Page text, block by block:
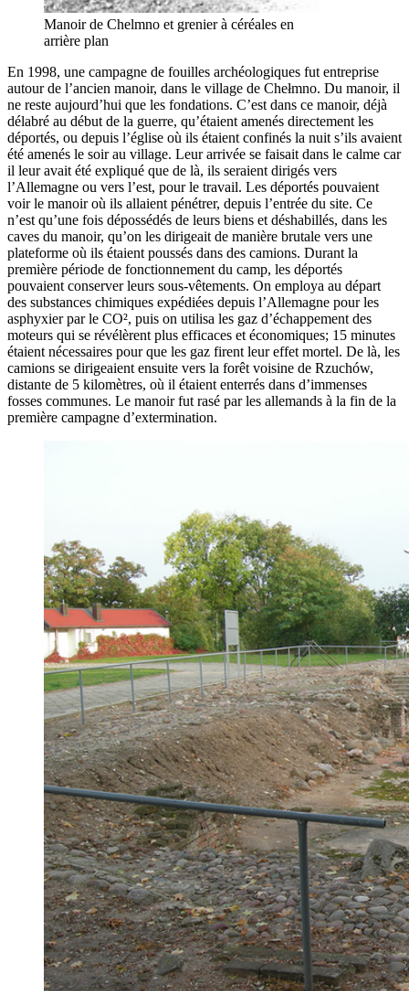
Manoir de Chelmno et grenier à céréales en
arrière plan
En 1998, une campagne de fouilles archéologiques fut entreprise
autour de l’ancien manoir, dans le village de Chełmno. Du manoir, il
ne reste aujourd’hui que les fondations. C’est dans ce manoir, déjà
délabré au début de la guerre, qu’étaient amenés directement les
déportés, ou depuis l’église où ils étaient confinés la nuit s’ils avaient
été amenés le soir au village. Leur arrivée se faisait dans le calme car
il leur avait été expliqué que de là, ils seraient dirigés vers
l’Allemagne ou vers l’est, pour le travail. Les déportés pouvaient
voir le manoir où ils allaient pénétrer, depuis l’entrée du site. Ce
n’est qu’une fois dépossédés de leurs biens et déshabillés, dans les
caves du manoir, qu’on les dirigeait de manière brutale vers une
plateforme où ils étaient poussés dans des camions. Durant la
première période de fonctionnement du camp, les déportés
pouvaient conserver leurs sous-vêtements. On employa au départ
des substances chimiques expédiées depuis l’Allemagne pour les
asphyxier par le CO², puis on utilisa les gaz d’échappement des
moteurs qui se révélèrent plus efficaces et économiques; 15 minutes
étaient nécessaires pour que les gaz firent leur effet mortel. De là, les
camions se dirigeaient ensuite vers la forêt voisine de Rzuchów,
distante de 5 kilomètres, où il étaient enterrés dans d’immenses
fosses communes. Le manoir fut rasé par les allemands à la fin de la
première campagne d’extermination.